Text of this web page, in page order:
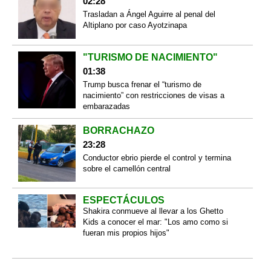
Trasladan a Ángel Aguirre al penal del
Altiplano por caso Ayotzinapa
"TURISMO DE NACIMIENTO"
01:38
Trump busca frenar el “turismo de
nacimiento” con restricciones de visas a
embarazadas
BORRACHAZO
23:28
Conductor ebrio pierde el control y termina
sobre el camellón central
ESPECTÁCULOS
Shakira conmueve al llevar a los Ghetto
Kids a conocer el mar: "Los amo como si
fueran mis propios hijos"